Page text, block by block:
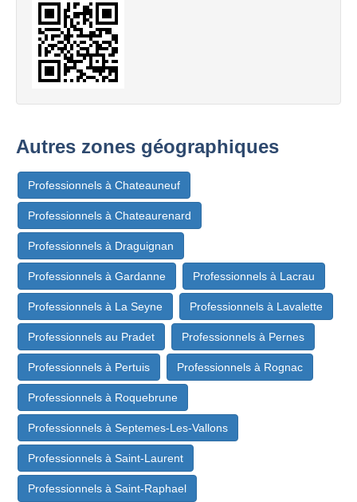
Autres zones géographiques
Professionnels à Chateauneuf
Professionnels à Chateaurenard
Professionnels à Draguignan
Professionnels à Gardanne Professionnels à Lacrau
Professionnels à La Seyne Professionnels à Lavalette
Professionnels au Pradet Professionnels à Pernes
Professionnels à Pertuis Professionnels à Rognac
Professionnels à Roquebrune
Professionnels à Septemes-Les-Vallons
Professionnels à Saint-Laurent
Professionnels à Saint-Raphael